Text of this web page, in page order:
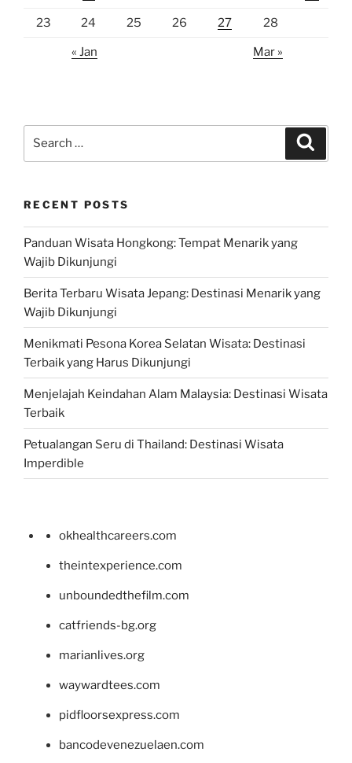
23 24 25 26 27 28
« Jan Mar »
RECENT POSTS
Panduan Wisata Hongkong: Tempat Menarik yang
Wajib Dikunjungi
Berita Terbaru Wisata Jepang: Destinasi Menarik yang
Wajib Dikunjungi
Menikmati Pesona Korea Selatan Wisata: Destinasi
Terbaik yang Harus Dikunjungi
Menjelajah Keindahan Alam Malaysia: Destinasi Wisata
Terbaik
Petualangan Seru di Thailand: Destinasi Wisata
Imperdible
okhealthcareers.com
theintexperience.com
unboundedthefilm.com
catfriends-bg.org
marianlives.org
waywardtees.com
pidfloorsexpress.com
bancodevenezuelaen.com